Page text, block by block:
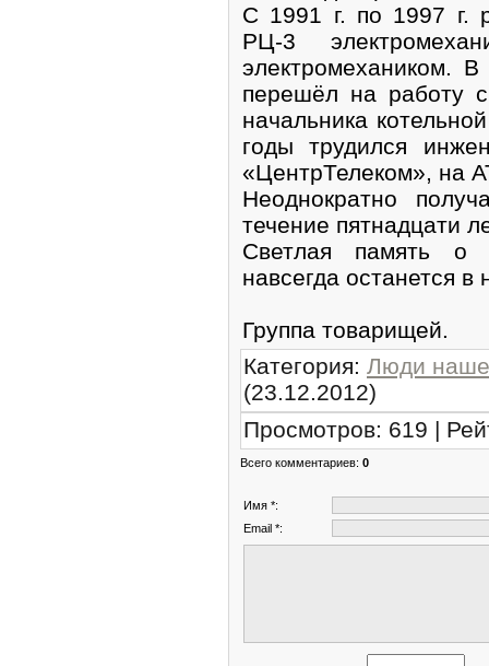
С 1991 г. по 1997 г.
РЦ-3
электромехаником.
перешёл на работу
начальника
годы трудился
«ЦентрТелеком», на
Неоднократно
течение пятнадцати
Светлая память о
навсегда останется
Группа товарищей.
Категория: Люди
(23.12.2012)
Просмотров: 619 |
Всего комментариев: 0
Имя *:
Email *: